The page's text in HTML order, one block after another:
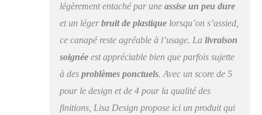
légèrement entaché par une assise un peu dure
et un léger bruit de plastiquelorsqu’on s’assied,
ce canapé reste agréable à l’usage. La livraison
soignéeest appréciable bien que parfois sujette
à des problèmes ponctuels. Avec un score de 5
pour le design et de 4 pour la qualité des
finitions, Lisa Design propose ici un produit qui